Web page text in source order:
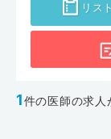
リス
1件の医師の求人